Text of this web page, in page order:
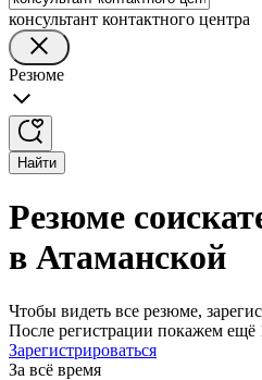
консультант контактного центра
Резюме
Найти
Резюме
в Атаманской
Чтобы видеть все резюме,
После регистрации покажем ещё
Зарегистрироваться
За всё время